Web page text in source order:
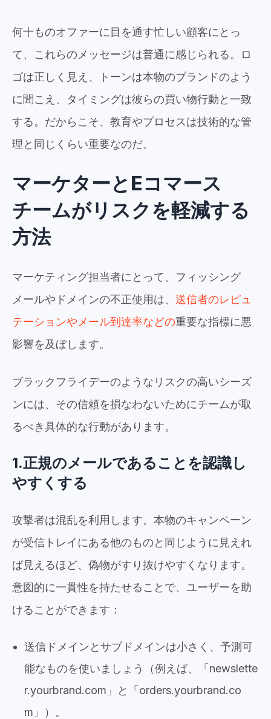
何十ものオファーに目を通す忙しい顧客にとっ
て、これらのメッセージは普通に感じられる。ロ
ゴは正しく見え、トーンは本物のブランドのよう
に聞こえ、タイミングは彼らの買い物行動と一致
する。だからこそ、教育やプロセスは技術的な管
理と同じくらい重要なのだ。
マーケターとEコマース
チームがリスクを軽減する
方法
マーケティング担当者にとって、フィッシング
メールやドメインの不正使用は、 送信者のレピュ
テーションやメール到達率などの重要な指標に悪
影響を及ぼします。
ブラックフライデーのようなリスクの高いシーズ
ンには、その信頼を損なわないためにチームが取
るべき具体的な行動があります。
1.正規のメールであることを認識し
やすくする
攻撃者は混乱を利用します。本物のキャンペーン
が受信トレイにある他のものと同じように見えれ
ば見えるほど、偽物がすり抜けやすくなります。
意図的に一貫性を持たせることで、ユーザーを助
けることができます：
送信ドメインとサブドメインは小さく、予測可
能なものを使いましょう（例えば、
「newslette
r.yourbrand.com 」と「orders.yourbrand.co
m」）
。